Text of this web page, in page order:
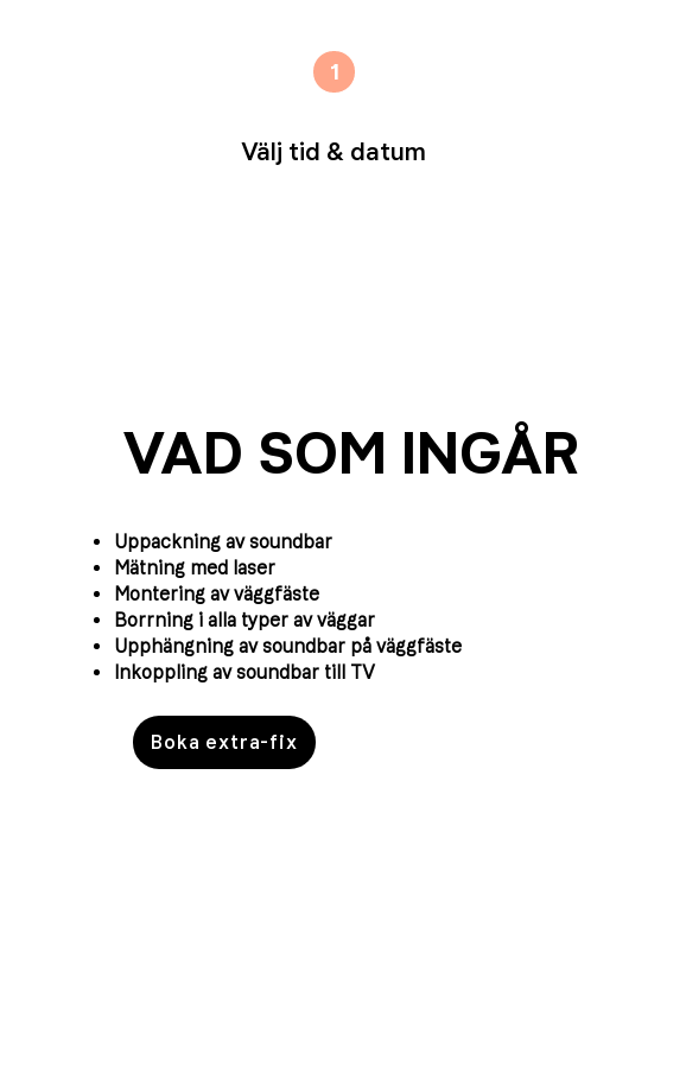
1
Välj tid & datum
VAD SOM INGÅR
Uppackning av soundbar
Mätning med laser
Montering av väggfäste
Borrning i alla typer av väggar
Upphängning av soundbar på väggfäste
Inkoppling av soundbar till TV
Boka extra-fix